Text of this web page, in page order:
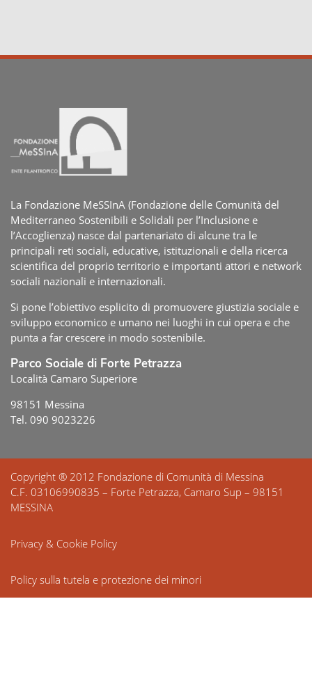
La Fondazione MeSSInA (Fondazione delle Comunità del
Mediterraneo Sostenibili e Solidali per l’Inclusione e
l’Accoglienza) nasce dal partenariato di alcune tra le
principali reti sociali, educative, istituzionali e della ricerca
scientifica del proprio territorio e importanti attori e network
sociali nazionali e internazionali.
Si pone l’obiettivo esplicito di promuovere giustizia sociale e
sviluppo economico e umano nei luoghi in cui opera e che
punta a far crescere in modo sostenibile.
Parco Sociale di Forte Petrazza
Località Camaro Superiore
98151 Messina
Tel. 090 9023226
Copyright ® 2012 Fondazione di Comunità di Messina
C.F. 03106990835 – Forte Petrazza, Camaro Sup – 98151
MESSINA
Privacy & Cookie Policy
Policy sulla tutela e protezione dei minori